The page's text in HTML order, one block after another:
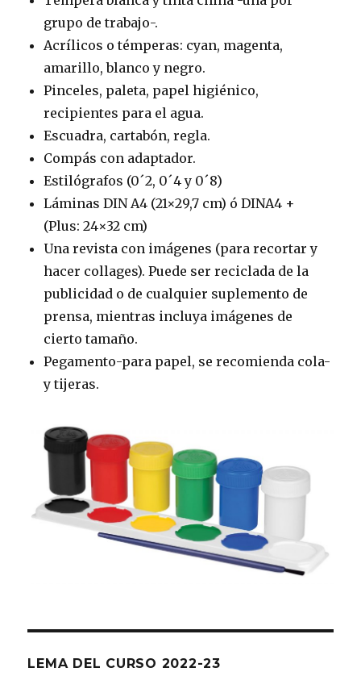
grupo de trabajo-.
Acrílicos o témperas: cyan, magenta,
amarillo, blanco y negro.
Pinceles, paleta, papel higiénico,
recipientes para el agua.
Escuadra, cartabón, regla.
Compás con adaptador.
Estilógrafos (0´2, 0´4 y 0´8)
Láminas DIN A4 (21×29,7 cm) ó DINA4 +
(Plus: 24×32 cm)
Una revista con imágenes (para recortar y
hacer collages). Puede ser reciclada de la
publicidad o de cualquier suplemento de
prensa, mientras incluya imágenes de
cierto tamaño.
Pegamento-para papel, se recomienda cola-
y tijeras.
LEMA DEL CURSO 2022-23